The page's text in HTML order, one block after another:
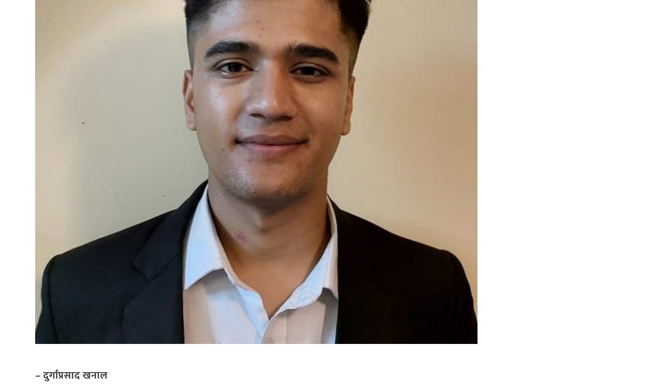
– दुर्गाप्रसाद खनाल